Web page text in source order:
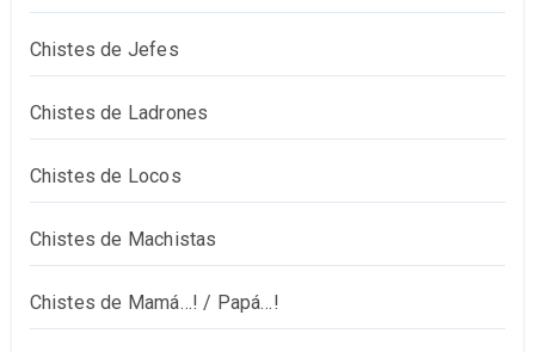
Chistes de Jefes
Chistes de Ladrones
Chistes de Locos
Chistes de Machistas
Chistes de Mamá…! / Papá…!